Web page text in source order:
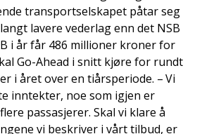
transportselskapet påtar seg
lavere vederlag enn det NSB
i år får 486 millioner kroner for
Go-Ahead i snitt kjøre for rundt
i året over en tiårsperiode. – Vi
inntekter, noe som igjen er
passasjerer. Skal vi klare å
vi beskriver i vårt tilbud, er